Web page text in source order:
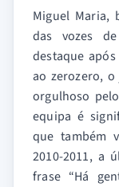
Miguel Maria,
das vozes
destaque
ao zerozero,
orgulhoso
equipa é
que também
2010-2011, a
frase “Há